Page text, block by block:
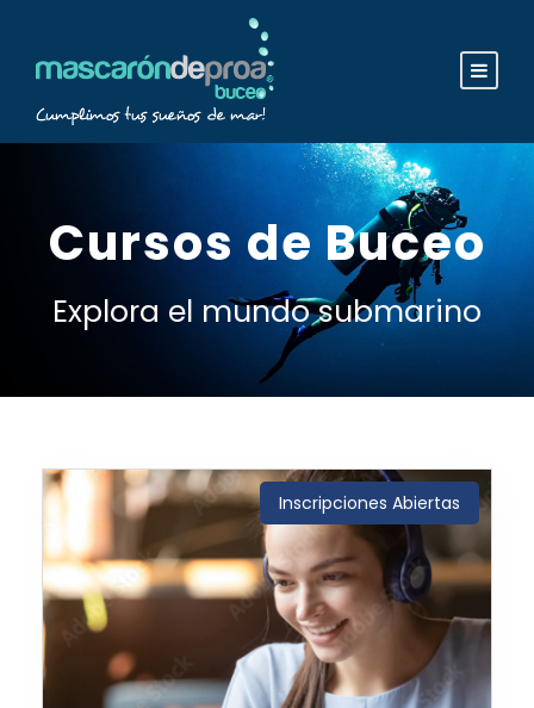
Cursos de Buceo
Explora el mundo submarino
Inscripciones Abiertas